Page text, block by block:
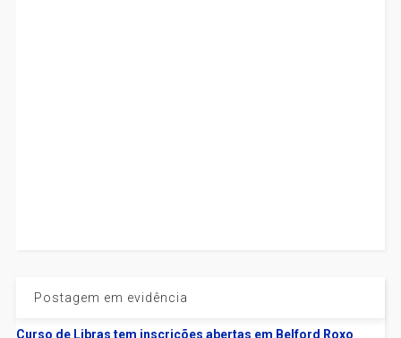
Postagem em evidência
Curso de Libras tem inscrições abertas em Belford Roxo